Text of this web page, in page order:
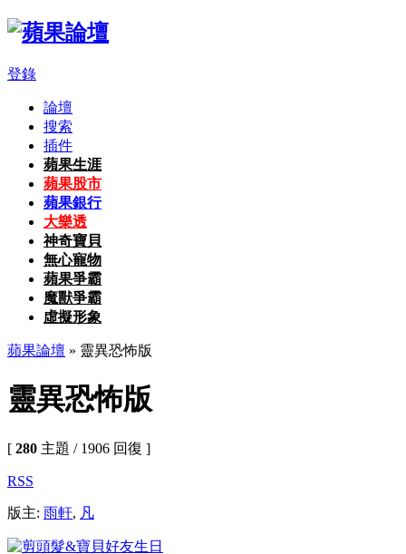
登錄
論壇
搜索
插件
蘋果生涯
蘋果股市
蘋果銀行
大樂透
神奇寶貝
無心寵物
蘋果爭霸
魔獸爭霸
虛擬形象
蘋果論壇 » 靈異恐怖版
靈異恐怖版
[ 280 主題 / 1906 回復 ]
RSS
版主: 雨軒, 凡